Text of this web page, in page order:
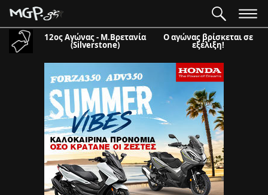
12ος Αγώνας - Μ.Βρετανία
(Silverstone)
Ο αγώνας βρίσκεται σε
εξέλιξη!